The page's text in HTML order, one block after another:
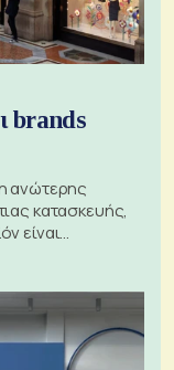
brands
ανώτερης
κατασκευής,
είναι